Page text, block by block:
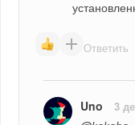
Ответить
Uno 3